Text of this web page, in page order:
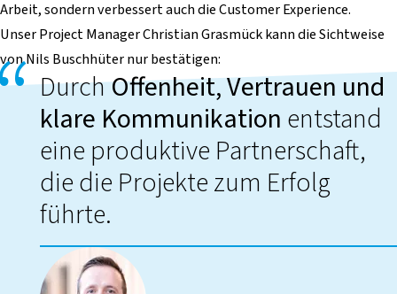
Arbeit, sondern verbessert auch die Customer Experience.
Unser Project Manager Christian Grasmück kann die Sichtweise
von Nils Buschhüter nur bestätigen:
DurchOffenheit, Vertrauen und
klare Kommunikation entstand
eine produktive Partnerschaft,
die die Projekte zum Erfolg
führte.